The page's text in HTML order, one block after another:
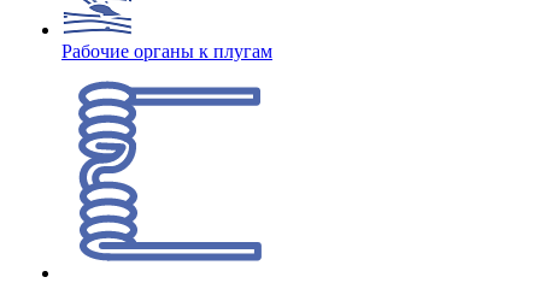
Рабочие органы к плугам